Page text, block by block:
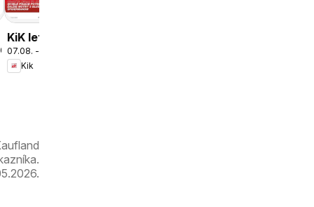
KiK leták
platný do
16.08.2026
07.08. - 16.08.2026
Kik